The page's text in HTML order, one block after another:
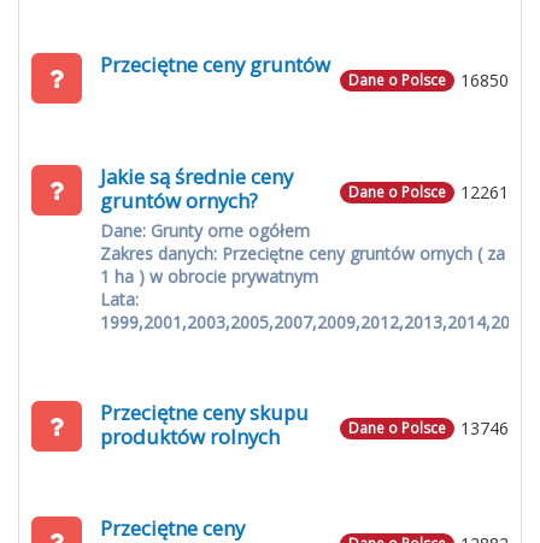
16850
Dane o Polsce
Przeciętne ceny gruntów
12261
Dane o Polsce
Jakie są średnie ceny
gruntów ornych?
Dane: Grunty orne ogółem
Zakres danych: Przeciętne ceny gruntów ornych ( za
1 ha ) w obrocie prywatnym
Lata:
1999,2001,2003,2005,2007,2009,2012,2013,2014,2015
13746
Dane o Polsce
Przeciętne ceny skupu
produktów rolnych
Przeciętne ceny